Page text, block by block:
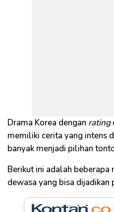
Drama Korea dengan rating
memiliki cerita yang intens
banyak menjadi pilihan
Berikut ini adalah beberapa
dewasa yang bisa dijadikan